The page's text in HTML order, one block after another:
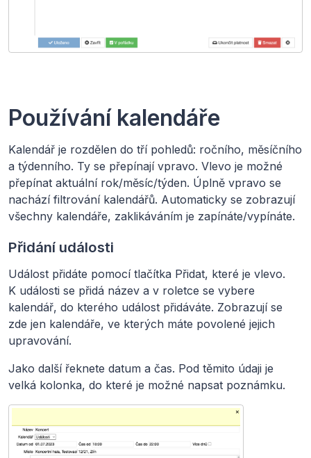
Používání kalendáře
Kalendář je rozdělen do tří pohledů: ročního, měsíčního
a týdenního. Ty se přepínají vpravo. Vlevo je možné
přepínat aktuální rok/měsíc/týden. Úplně vpravo se
nachází filtrování kalendářů. Automaticky se zobrazují
všechny kalendáře, zaklikáváním je zapínáte/vypínáte.
Přidání události
Událost přidáte pomocí tlačítka Přidat, které je vlevo.
K události se přidá název a v roletce se vybere
kalendář, do kterého událost přidáváte. Zobrazují se
zde jen kalendáře, ve kterých máte povolené jejich
upravování.
Jako další řeknete datum a čas. Pod těmito údaji je
velká kolonka, do které je možné napsat poznámku.